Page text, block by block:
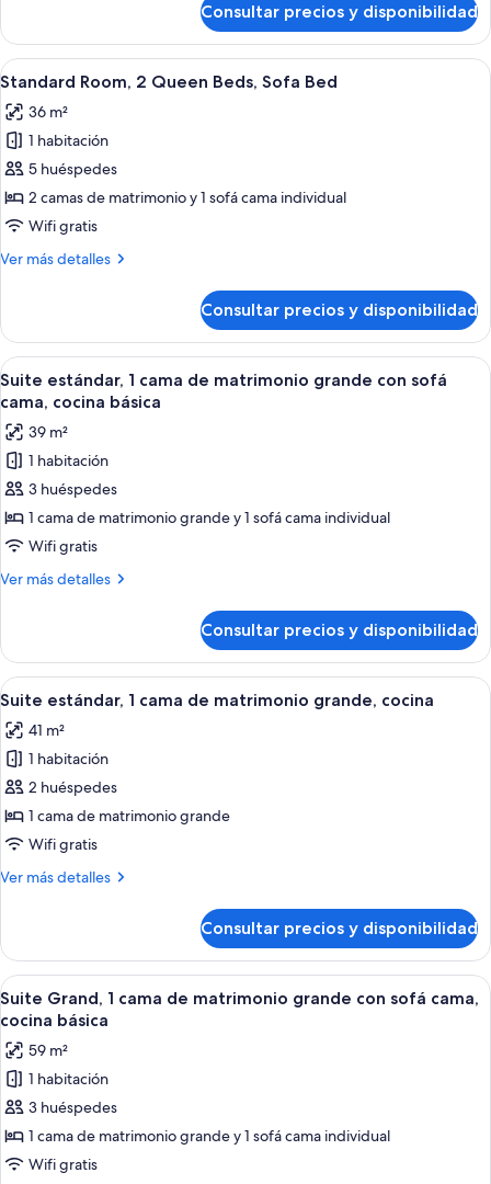
grande
con
sofá
cama
estándar,
cama
matrimonio
grande
con
sofá
cama
Consultar precios y disponibilidad
Abrir
todas
las
fotos
de
Standard
Room,
Queen
Bed
Habitación de hotel con dos camas,
5
Standard Room, 2 Queen Beds, Sofa Bed
36 m²
1 habitación
5 huéspedes
2 camas de matrimonio y 1 sofá cama individual
Wifi gratis
Ver más detalles
Más
Room,
Queen
Beds,
Bed
Consultar precios y disponibilidad
Abrir
todas
las
fotos
de
Suite
estándar,
1
cama
grande
con
sofá
cama,
cocina
básica
Habitación de hotel con una cama
7
Suite estándar, 1 cama de matrimonio grande con sofá
cama, cocina básica
39 m²
1 habitación
3 huéspedes
1 cama de matrimonio grande y 1 sofá cama individual
Wifi gratis
Ver más detalles
Más
estándar,
cama
matrimonio
grande
con
sofá
cama,
cocina
básica
Consultar precios y disponibilidad
Abrir
todas
las
fotos
de
Suite
estándar,
cama
grande,
cocina
Una habitación de hotel con una
8
Suite estándar, 1 cama de matrimonio grande, cocina
41 m²
1 habitación
2 huéspedes
1 cama de matrimonio grande
Wifi gratis
Ver más detalles
Más
estándar,
cama
de
grande,
cocina
Consultar precios y disponibilidad
Abrir
todas
las
fotos
de
Suite
Grand,
1
Una habitación de hotel con una
6
Suite Grand, 1 cama de matrimonio grande con sofá cama,
cocina básica
59 m²
1 habitación
3 huéspedes
1 cama de matrimonio grande y 1 sofá cama individual
Wifi gratis